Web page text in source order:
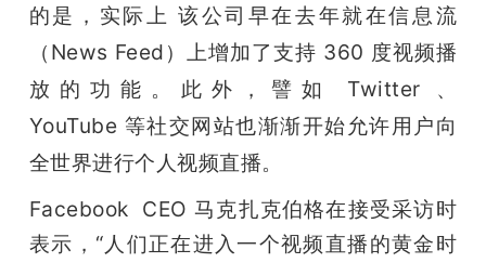
的是，实际上 该公司早在去年就在信息流
（News Feed）上增加了支持 360 度视频播
放的功能。此外，譬如 Twitter 、
YouTube 等社交网站也渐渐开始允许用户向
全世界进行个人视频直播。
Facebook  CEO 马克扎克伯格在接受采访时
表示，“人们正在进入一个视频直播的黄金时